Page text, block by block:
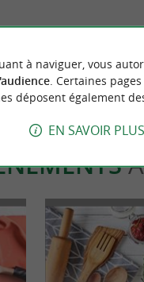
À
à naviguer, vous
. Certaines
déposent également
EN SAVOIR PLUS